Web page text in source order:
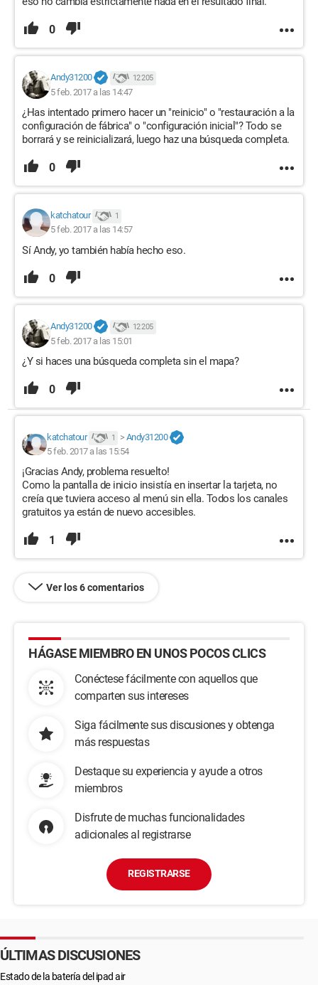
0
Andy31200 12 205
5 feb. 2017 a las 14:47
¿Has intentado primero hacer un "reinicio" o "restauración a la
configuración de fábrica" o "configuración inicial"? Todo se
borrará y se reinicializará, luego haz una búsqueda completa.
0
katchatour 1
5 feb. 2017 a las 14:57
Sí Andy, yo también había hecho eso.
0
Andy31200 12 205
5 feb. 2017 a las 15:01
¿Y si haces una búsqueda completa sin el mapa?
0
katchatour 1 > Andy31200
5 feb. 2017 a las 15:54
¡Gracias Andy, problema resuelto!
Como la pantalla de inicio insistía en insertar la tarjeta, no
creía que tuviera acceso al menú sin ella. Todos los canales
gratuitos ya están de nuevo accesibles.
1
Ver los 6 comentarios
HÁGASE MIEMBRO EN UNOS POCOS CLICS
Conéctese fácilmente con aquellos que
comparten sus intereses
Siga fácilmente sus discusiones y obtenga
más respuestas
Destaque su experiencia y ayude a otros
miembros
Disfrute de muchas funcionalidades
adicionales al registrarse
REGISTRARSE
ÚLTIMAS DISCUSIONES
Estado de la batería del ipad air